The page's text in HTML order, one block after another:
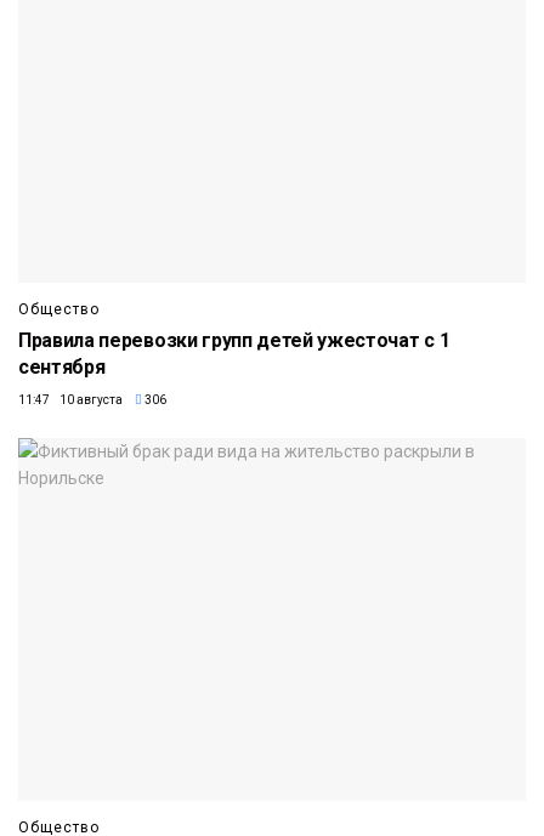
Общество
Правила перевозки групп детей ужесточат с 1
сентября
11:47 10 августа 306
Общество